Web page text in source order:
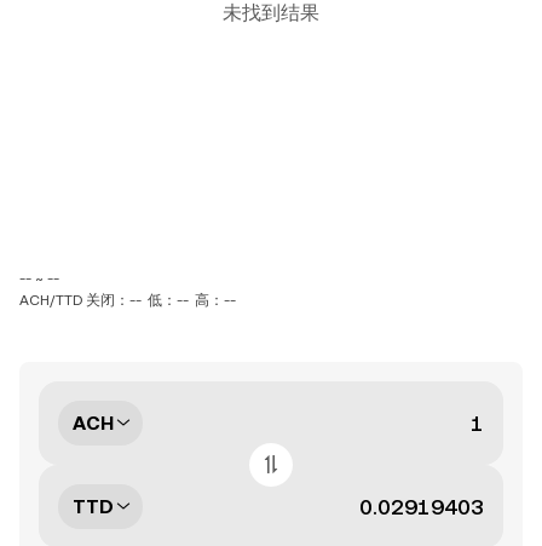
未找到结果
-- ~ --
ACH/TTD 关闭：-- 低：-- 高：--
ACH
TTD